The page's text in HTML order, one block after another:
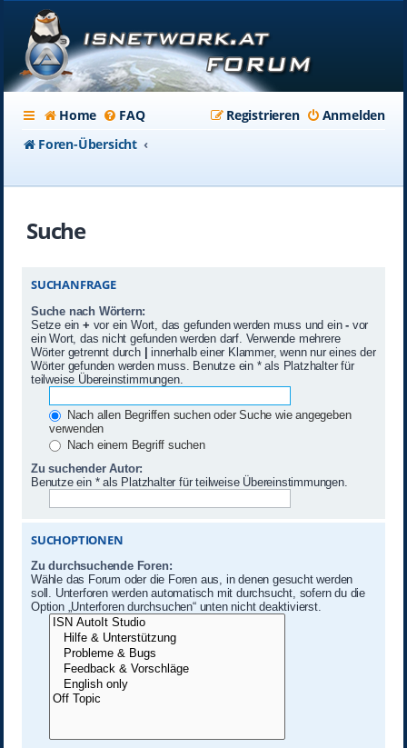
Home FAQ Anmelden
Registrieren
Foren-Übersicht
Suche
SUCHANFRAGE
Suche nach Wörtern:
Setze ein + vor ein Wort, das gefunden werden muss und ein-vor
ein Wort, das nicht gefunden werden darf. Verwende mehrere
Wörter getrennt durch | innerhalb einer Klammer, wenn nur eines der
Wörter gefunden werden muss. Benutze ein * als Platzhalter für
teilweise Übereinstimmungen.
Nach allen Begriffen suchen oder Suche wie angegeben
verwenden
Nach einem Begriff suchen
Zu suchender Autor:
Benutze ein * als Platzhalter für teilweise Übereinstimmungen.
SUCHOPTIONEN
Zu durchsuchende Foren:
Wähle das Forum oder die Foren aus, in denen gesucht werden
soll. Unterforen werden automatisch mit durchsucht, sofern du die
Option „Unterforen durchsuchen“ unten nicht deaktivierst.